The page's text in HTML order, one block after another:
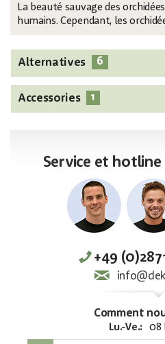
La beauté sauvage des
humains. Cependant, les
Alternatives 6
Accessories 1
Service et
+49
Comment
Lu.-Ve.: 08